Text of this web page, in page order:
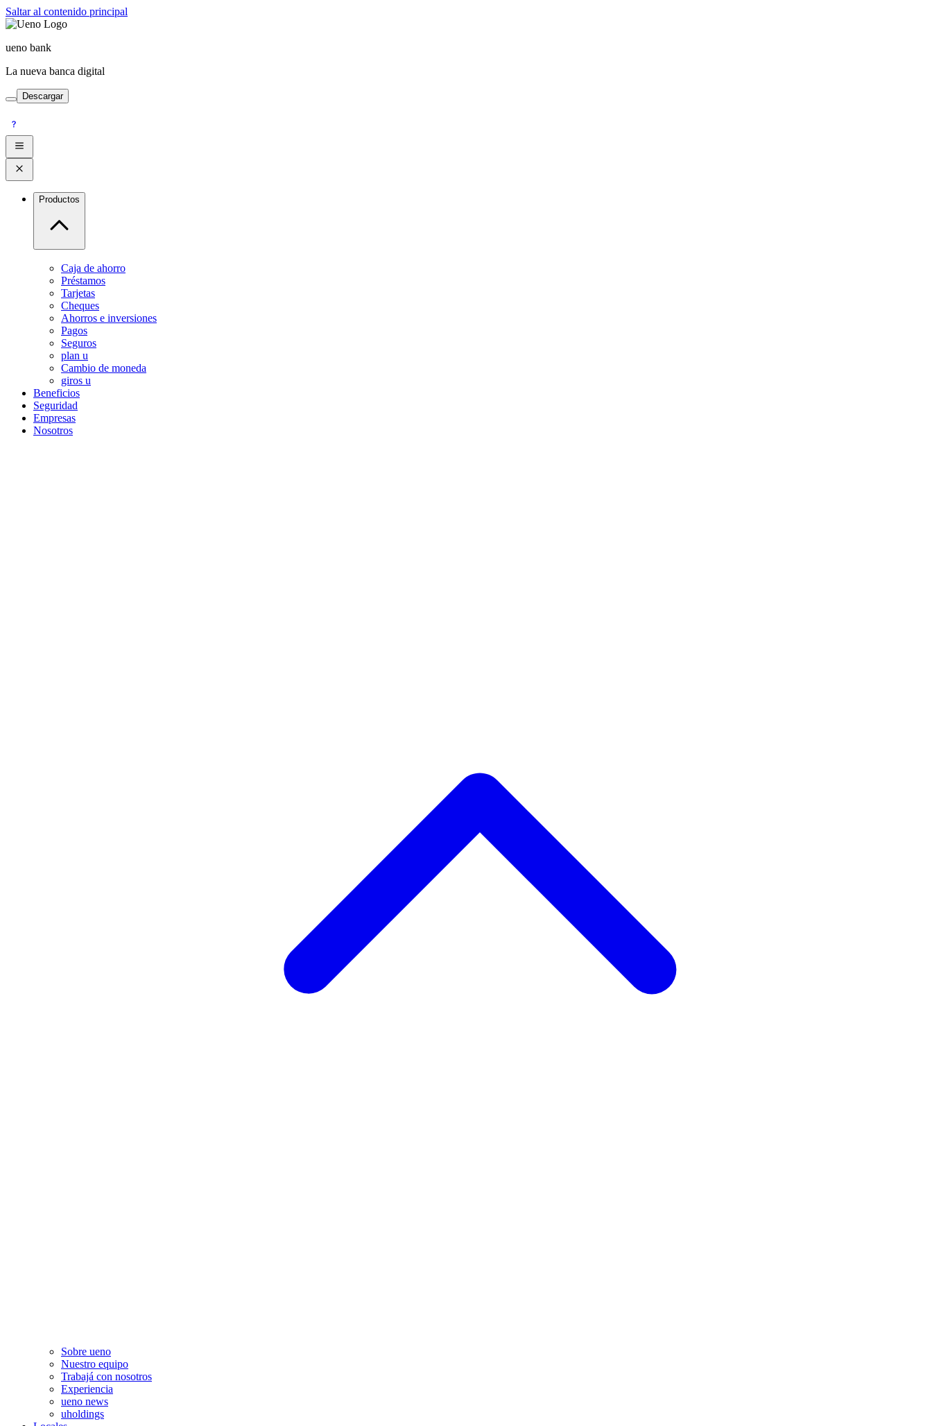
Saltar al contenido principal
ueno bank
La nueva banca digital
Descargar
Productos
Caja de ahorro
Préstamos
Tarjetas
Cheques
Ahorros e inversiones
Pagos
Seguros
plan u
Cambio de moneda
giros u
Beneficios
Seguridad
Empresas
Nosotros
Sobre ueno
Nuestro equipo
Trabajá con nosotros
Experiencia
ueno news
uholdings